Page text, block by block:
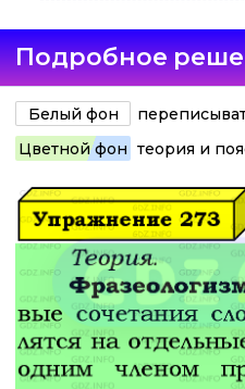
Подробное
Белый фон
Цветной фон теория и